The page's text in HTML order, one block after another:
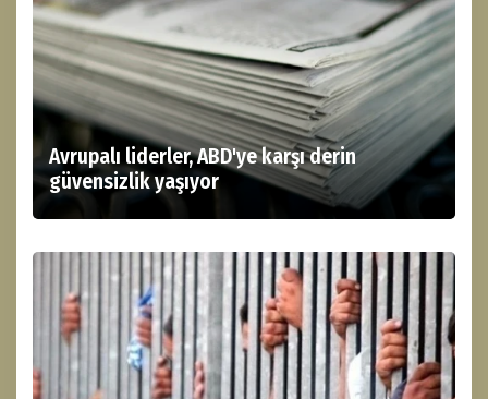
Avrupalı liderler, ABD'ye karşı derin
güvensizlik yaşıyor